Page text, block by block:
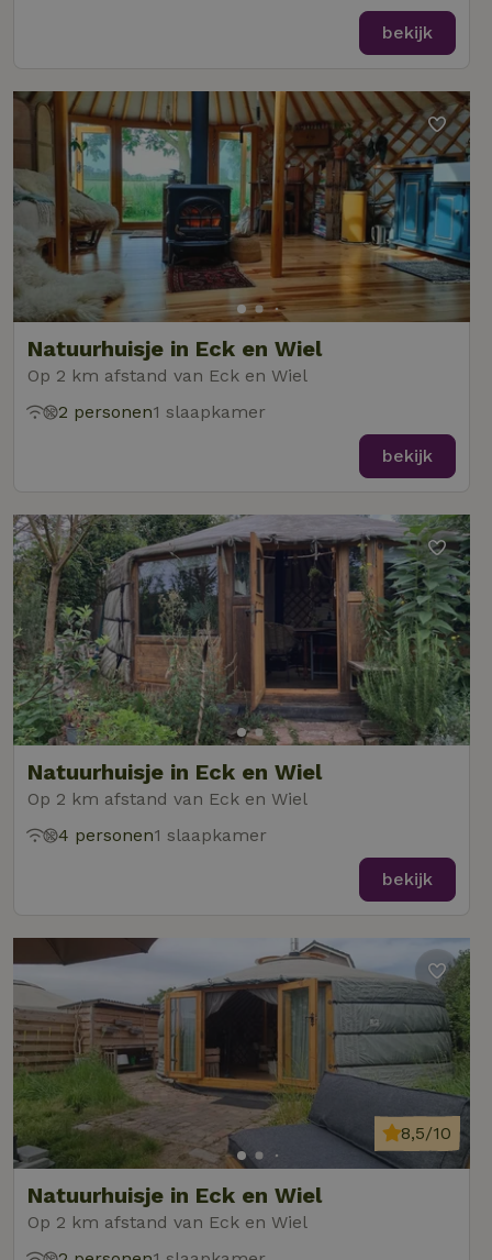
bekijk
Natuurhuisje in Eck en Wiel
Op 2 km afstand van Eck en Wiel
2 personen1 slaapkamer
bekijk
Natuurhuisje in Eck en Wiel
Op 2 km afstand van Eck en Wiel
4 personen1 slaapkamer
bekijk
Natuurhuisje in Eck en Wiel
Op 2 km afstand van Eck en Wiel
8,5/10